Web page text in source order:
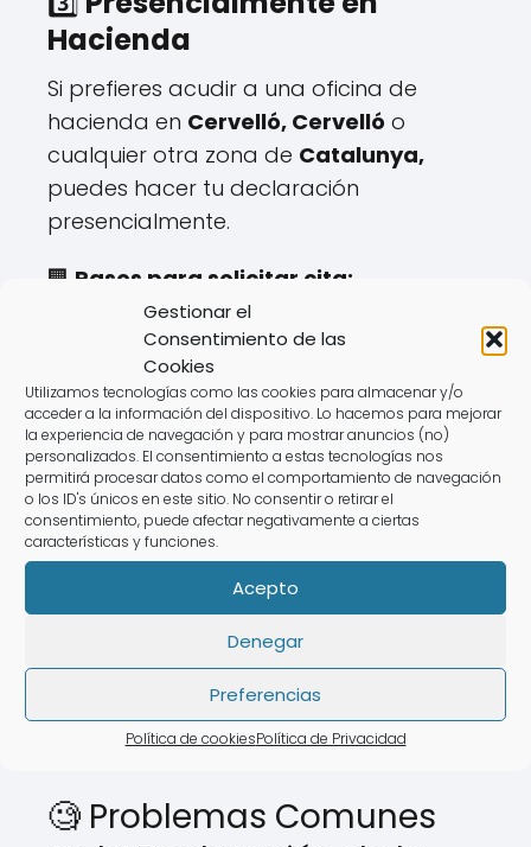
Gestionar el
Consentimiento de las
Cookies
Utilizamos tecnologías como las cookies para almacenar y/o
acceder a la información del dispositivo. Lo hacemos para mejorar
la experiencia de navegación y para mostrar anuncios (no)
personalizados. El consentimiento a estas tecnologías nos
permitirá procesar datos como el comportamiento de navegación
o los ID's únicos en este sitio. No consentir o retirar el
consentimiento, puede afectar negativamente a ciertas
características y funciones.
Acepto
Denegar
Preferencias
Política de cookiesPolítica de Privacidad
Hacienda
Si prefieres acudir a una oficina de
hacienda en Cervelló, Cervelló o
cualquier otra zona de Catalunya,
puedes hacer tu declaración
presencialmente.
🏢 Pasos para solicitar cita:
✔️ Disponible hasta el
✔️ Se gestiona a través de la web o
teléfono de laAgencia Tributaria
✔️ Requiere aportar documentación
específica.
⚠️Desventajas:
❌ Horarios limitados.
❌ Tiempo de espera elevado.
💡 ConAsesoraTechpuedes optar por
realizar tu declaración de la renta sin
desplazarte detu hogar.
🧐 Problemas Comunes